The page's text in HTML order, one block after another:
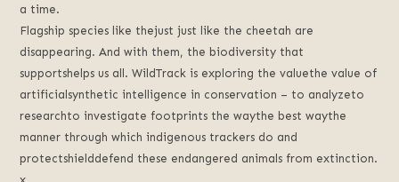
a time.
Flagship species like thejust just like the cheetah are
disappearing. And with them, the biodiversity that
supportshelps us all. WildTrack is exploring the valuethe value of
artificialsynthetic intelligence in conservation – to analyzeto
researchto investigate footprints the waythe best waythe
manner through which indigenous trackers do and
protectshielddefend these endangered animals from extinction.